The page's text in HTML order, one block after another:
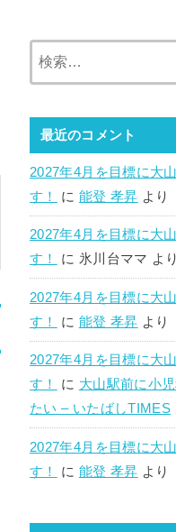
最近のコメント
2027年4月を目標に大
す！
に 能登 孝昇 より
2027年4月を目標に大
す！
に 氷川台ママ より
2027年4月を目標に大
す！
に 能登 孝昇 より
2027年4月を目標に大
す！
に 大山駅前に小
たい – いたばしTIMES
2027年4月を目標に大
す！
に 能登 孝昇 より